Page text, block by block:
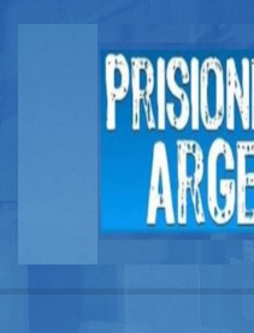
Buscador
Documentos